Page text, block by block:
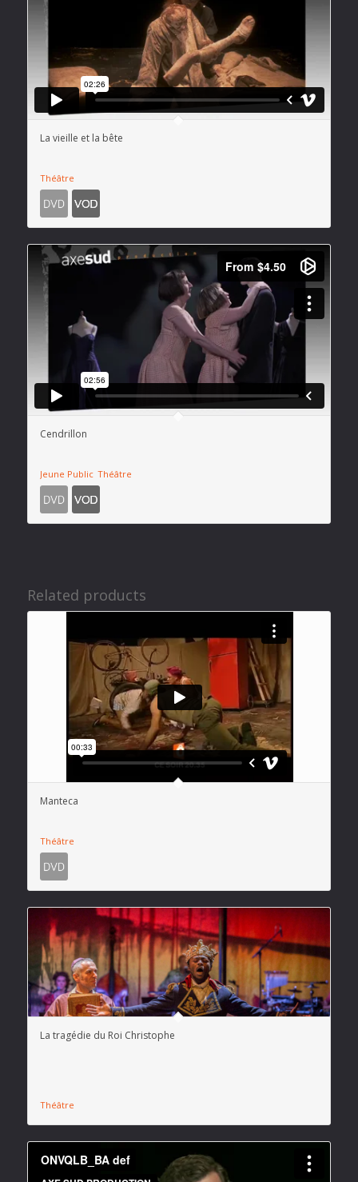
La vieille et la bête
Théâtre
Cendrillon
Jeune Public Théâtre
Related products
Manteca
Théâtre
La tragédie du Roi Christophe
Théâtre